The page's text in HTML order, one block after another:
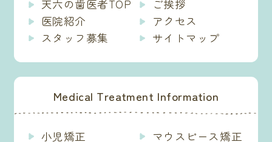
天六の歯医者TOP
ご挨拶
医院紹介
アクセス
スタッフ募集
サイトマップ
Medical Treatment Information
小児矯正 マウスピース矯正